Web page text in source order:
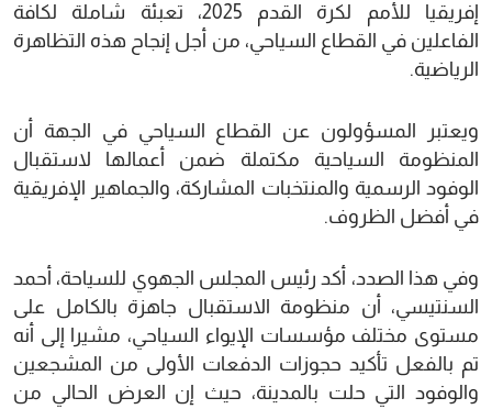
إفريقيا للأمم لكرة القدم 2025، تعبئة شاملة لكافة
الفاعلين في القطاع السياحي، من أجل إنجاح هذه التظاهرة
الرياضية.
ويعتبر المسؤولون عن القطاع السياحي في الجهة أن
المنظومة السياحية مكتملة ضمن أعمالها لاستقبال
الوفود الرسمية والمنتخبات المشاركة، والجماهير الإفريقية
في أفضل الظروف.
وفي هذا الصدد، أكد رئيس المجلس الجهوي للسياحة، أحمد
السنتيسي، أن منظومة الاستقبال جاهزة بالكامل على
مستوى مختلف مؤسسات الإيواء السياحي، مشيرا إلى أنه
تم بالفعل تأكيد حجوزات الدفعات الأولى من المشجعين
والوفود التي حلت بالمدينة، حيث إن العرض الحالي من